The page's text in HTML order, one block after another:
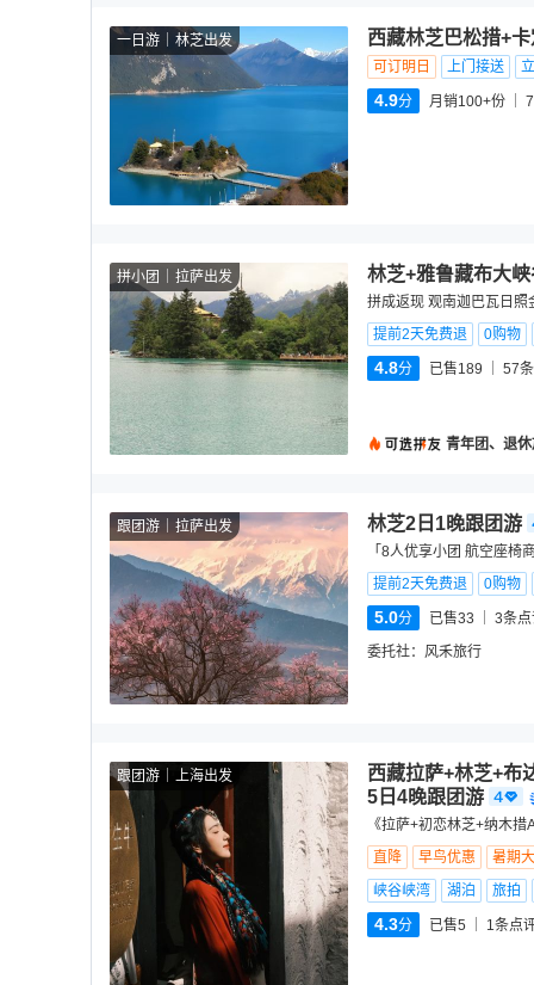
一日游 林芝出发 西藏林芝巴松措+
可订明日 上门接送
4.9分 月销100+份
拼小团 拉萨出发 林芝+雅鲁藏布大
拼成返现 观南迦巴瓦日照
提前2天免费退
0购物
4.8分 已售189 57
青年团、退
跟团游 拉萨出发 林芝2日1晚跟团游
「8人优享小团 航空座椅
提前2天免费退
0购物
5.0分 已售33 3条
委托社： 风禾旅行
跟团游 上海出发
西藏拉萨+林芝+布
5日4晚跟团游
《拉萨+初恋林芝+纳木
直降
早鸟优惠
暑期
峡谷峡湾
湖泊 旅拍
4.3分 已售5 1条点